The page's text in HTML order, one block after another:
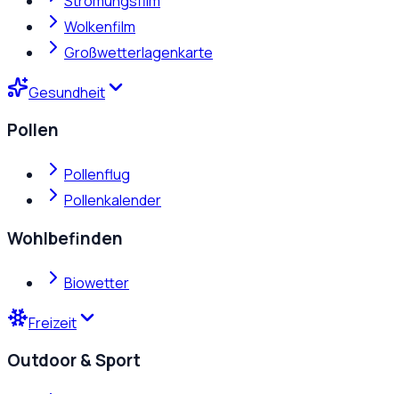
Wolkenfilm
Großwetterlagenkarte
Gesundheit
Pollen
Pollenflug
Pollenkalender
Wohlbefinden
Biowetter
Freizeit
Outdoor & Sport